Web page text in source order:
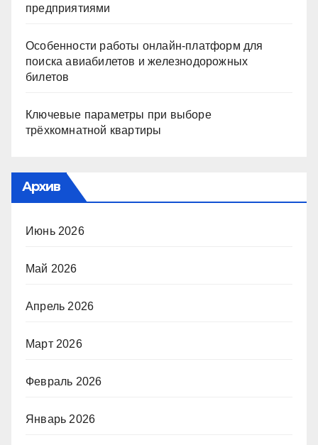
предприятиями
Особенности работы онлайн-платформ для
поиска авиабилетов и железнодорожных
билетов
Ключевые параметры при выборе
трёхкомнатной квартиры
Архив
Июнь 2026
Май 2026
Апрель 2026
Март 2026
Февраль 2026
Январь 2026